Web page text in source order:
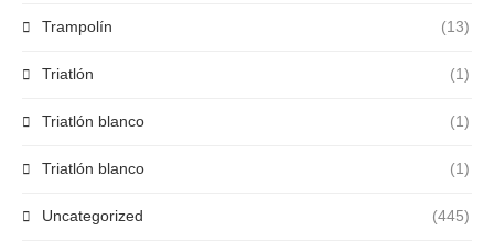
Trampolín (13)
Triatlón (1)
Triatlón blanco (1)
Triatlón blanco (1)
Uncategorized (445)